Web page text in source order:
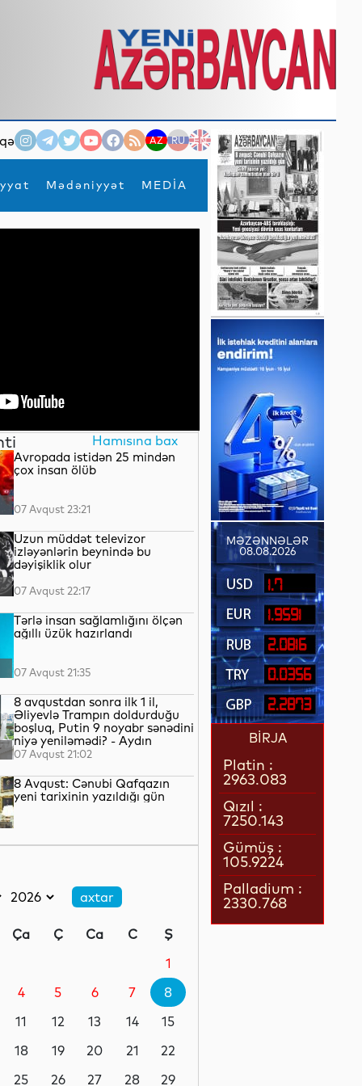
AZ RU EN
Mədəniyyət MEDİA
×
Hamısına bax
Avropada istidən 25 mindən
çox insan ölüb
07 Avqust 23:21
Uzun müddət televizor
izləyənlərin beynində bu
dəyişiklik olur
07 Avqust 22:17
Tərlə insan sağlamlığını ölçən
ağıllı üzük hazırlandı
07 Avqust 21:35
8 avqustdan sonra ilk 1 il,
Əliyevlə Trampın doldurduğu
boşluq, Putin 9 noyabr sənədini
niyə yeniləmədi? - Aydın
QULİYEV yazır...
07 Avqust 21:02
8 Avqust: Cənubi Qafqazın
yeni tarixinin yazıldığı gün
konturları
Paşinyan niyə üzr istəmişdi?
07 Avqust 20:41
ÜST legioner xəstəliyinin
07 Avqust 20:17
Ça Ç Ca C
Ş
1
4 5 6 7
8
11 12 13 14
15
18 19 20 21
22
25 26 27 28
29
MƏZƏNNƏLƏR
08.08.2026
1.7
1.9591
2.0816
0.0356
2.2873
BİRJA
Platin :
2963.083
Qızıl :
7250.143
Gümüş :
105.9224
Palladium :
2330.768